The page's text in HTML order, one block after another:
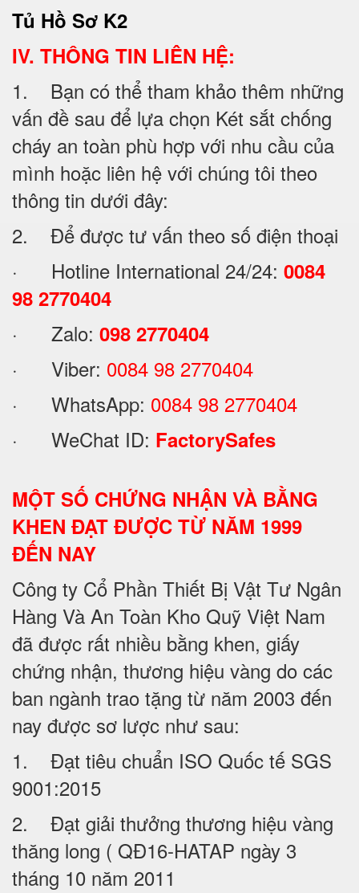
Tủ Hồ Sơ K2
IV. THÔNG TIN LIÊN HỆ:
1. Bạn có thể tham khảo thêm những
vấn đề sau để lựa chọn Két sắt chống
cháy an toàn phù hợp với nhu cầu của
mình hoặc liên hệ với chúng tôi theo
thông tin dưới đây:
2. Để được tư vấn theo số điện thoại
· Hotline International 24/24: 0084
98 2770404
· Zalo: 098 2770404
· Viber: 0084 98 2770404
· WhatsApp: 0084 98 2770404
· WeChat ID: FactorySafes
MỘT SỐ CHỨNG NHẬN VÀ BẰNG
KHEN ĐẠT ĐƯỢC TỪ NĂM 1999
ĐẾN NAY
Công ty Cổ Phần Thiết Bị Vật Tư Ngân
Hàng Và An Toàn Kho Quỹ Việt Nam
đã được rất nhiều bằng khen, giấy
chứng nhận, thương hiệu vàng do các
ban ngành trao tặng từ năm 2003 đến
nay được sơ lược như sau:
1. Đạt tiêu chuẩn ISO Quốc tế SGS
9001:2015
2. Đạt giải thưởng thương hiệu vàng
thăng long ( QĐ16-HATAP ngày 3
tháng 10 năm 2011